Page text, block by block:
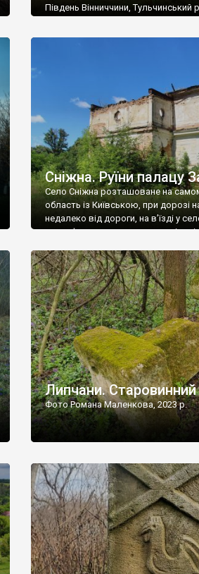
Південь Вінниччини, Тульчинський
старовинний цвинтар із кам’яними
збереглися, написані кирилицею,
мовою. За всіма традиційними
український. Хрести датуються 19
роках Болган […]
Сніжна. Руїни палацу
Село Сніжна розташоване на
область із Київською, при дорозі
недалеко від дороги, на в’їзді у
рельєфне пано, яке показує жінку
дороги їх не видно, але видно дві
[…]
Липчани.
Фото Романа Маленкова, 2023 р.